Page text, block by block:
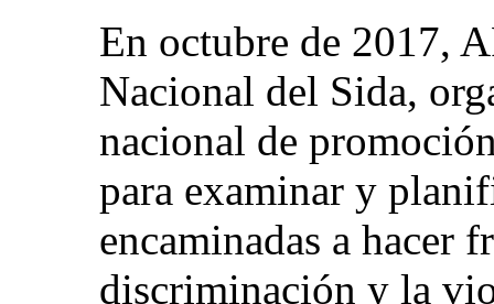
En octubre de 2017,
Nacional del Sida,
nacional de
para examinar y
encaminadas a hacer
discriminación y la